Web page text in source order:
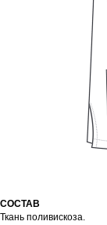
СОСТАВ
Ткань поливискоза.